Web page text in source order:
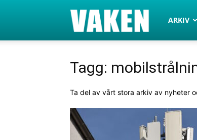
VAKEN.se
ARKIV
Tagg:
Ta del av vårt stora arkiv av nyheter